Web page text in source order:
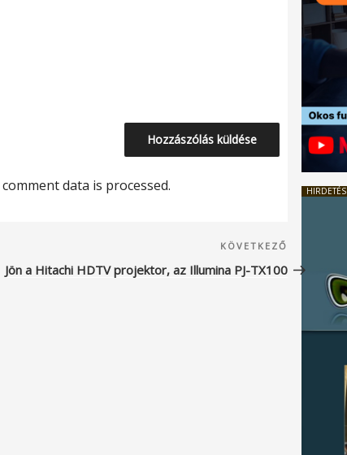
data is processed.
bejegyzés
KÖVETKEZŐ
Jön a Hitachi HDTV projektor, az Illumina PJ-TX100
HIRDETÉS